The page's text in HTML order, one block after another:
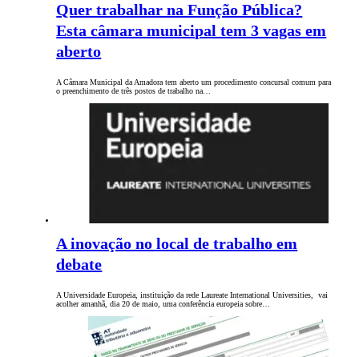
Quer trabalhar na Função Pública?
Esta câmara municipal tem 3 vagas em
aberto
A Câmara Municipal da Amadora tem aberto um procedimento concursal comum para
o preenchimento de três postos de trabalho na…
A inovação no local de trabalho em
debate
A Universidade Europeia, instituição da rede Laureate International Universities, vai
acolher amanhã, dia 20 de maio, uma conferência europeia sobre…